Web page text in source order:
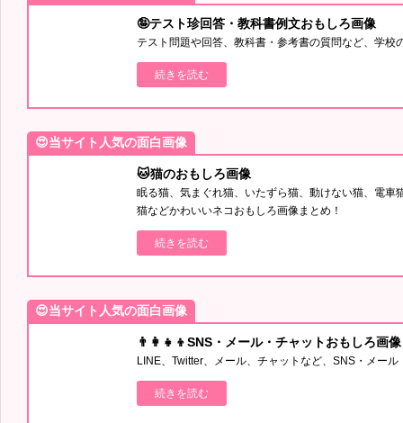
🤪テスト珍回答・教科書例文おもしろ画像
テスト問題や回答、教科書・参考書の質問など、学校
続きを読む
😍当サイト人気の面白画像
🐱猫のおもしろ画像
眠る猫、気まぐれ猫、いたずら猫、動けない猫、電
猫などかわいいネコおもしろ画像まとめ！
続きを読む
😍当サイト人気の面白画像
👨‍👩‍👧‍👦SNS・メール・チャットおもしろ画像
LINE、Twitter、メール、チャットなど、SNS・メー
続きを読む